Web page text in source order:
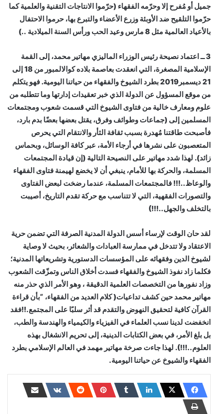
جميل أو مُفرح إلا وحرّمه الفقهاء (حرّموا الانتاجات التقنية والعلمية كما
حرّموا التلقيح ضد الأوبئة وزرع الأعضاء والتبرع بها، حرموا الاحتفال
بالأعياد العالمية مثل 8 مارس وعيد الحب ورأس السنة الميلادية ..)
3 ــ اعتماد نصيحة رئيس الوزراء الماليزي مهاتير محمد، إلى القمة
الإسلامية المصغرة، التي انعقدت بعاصمة بلاده كوالالمبور من 18 إلى
21 ديسمبر2019 بطرد الشيوخ والفقهاء من حياتنا اليومية. فهو يتكلم
من موقع المسؤول عن الدولة الذي خبر تعقيدات إدارتها وما تتطلبه من
علوم ومعارف خالية من فتاوى الشيوخ التي قسمت شعوب ومجتمعات
المسلمين إلى (جماعات وطوائف وفرق، يقتل بعضها بعضًا بدم بارد،
فأصبحت طاقتنا مُهدرة بسبب ثقافة الثأر والانتقام التي يحرص
المتعصبون على نشرها في أرجاء الأمة، عبر كافة الوسائل، وبحماس
زائد). لهذا شدد مهاتير على النصيحة التالية (إن قيادة المجتمعات
المسلمة، والحركة بها للأمام، ينبغي أن لا يخضع لهيمنة فتاوى الفقهاء
والوعاظ..!!! فالمجتمعات المسلمة، عندما رضخت لبعض الفتاوى
والتصورات الفقهية، التي لا تتناسب مع حركة تقدم التاريخ، أصيبت
بالتخلف والجهل..!!!)
لقد حان الوقت لإرساء أسس الدولة المدنية الصرفة التي تضمن حرية
الاعتقاد ولا تتدخل في ممارسة العبادات والشعائر، بحيث لا وصاية
لشيوخ الدين وفقهائه على المؤسسات الدستورية وتشريعاتها المدنية؛
فكلما زاد نفوذ الشيوخ والفقهاء فسدت أخلاق الناس وتمزّقت الشعوب
وزاد نفورها من التخصصات العلمية الدقيقة ، وهو الأمر الذي حذر منه
مهاتير محمد حين كشف تداعيات( كلام العديد من الفقهاء، “بأن قراءة
القرآن كافية لتحقيق النهوض والتقدم قد أثر سلبًا على المجتمع.!!فقد
انخفضت لدينا نسب العلماء في الفيزياء والكيمياء والهندسة والطب،
بل بلغ الأمر، في بعض الكتابات الدينية، إلى تحريم الانشغال بهذه
العلوم..!!!). لهذا جاءت صرخة مهاتير مهمد في العالم الإسلامي بطرد
الفقهاء والشيوخ عن حياتنا اليومية.